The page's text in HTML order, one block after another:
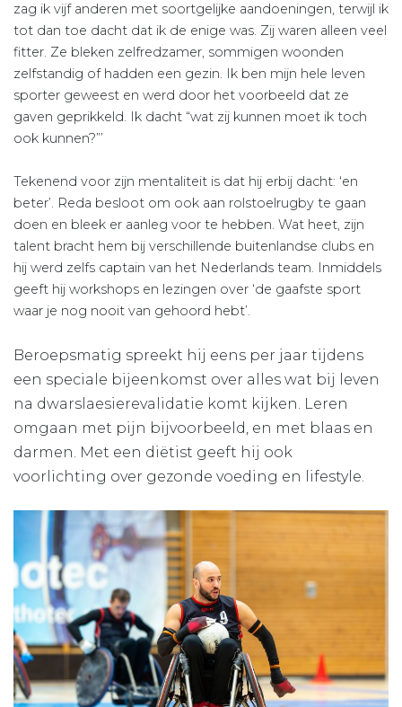
zag ik vijf anderen met soortgelijke aandoeningen, terwijl ik
tot dan toe dacht dat ik de enige was. Zij waren alleen veel
fitter. Ze bleken zelfredzamer, sommigen woonden
zelfstandig of hadden een gezin. Ik ben mijn hele leven
sporter geweest en werd door het voorbeeld dat ze
gaven geprikkeld. Ik dacht “wat zij kunnen moet ik toch
ook kunnen?”’
Tekenend voor zijn mentaliteit is dat hij erbij dacht: ‘en
beter’. Reda besloot om ook aan rolstoelrugby te gaan
doen en bleek er aanleg voor te hebben. Wat heet, zijn
talent bracht hem bij verschillende buitenlandse clubs en
hij werd zelfs captain van het Nederlands team. Inmiddels
geeft hij workshops en lezingen over ‘de gaafste sport
waar je nog nooit van gehoord hebt’.
Beroepsmatig spreekt hij eens per jaar tijdens
een speciale bijeenkomst over alles wat bij leven
na dwarslaesierevalidatie komt kijken. Leren
omgaan met pijn bijvoorbeeld, en met blaas en
darmen. Met een diëtist geeft hij ook
voorlichting over gezonde voeding en lifestyle.